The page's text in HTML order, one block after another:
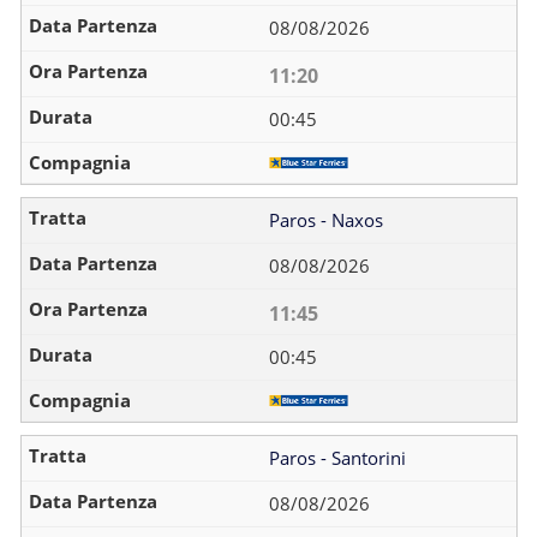
08/08/2026
11:20
00:45
Paros - Naxos
08/08/2026
11:45
00:45
Paros - Santorini
08/08/2026